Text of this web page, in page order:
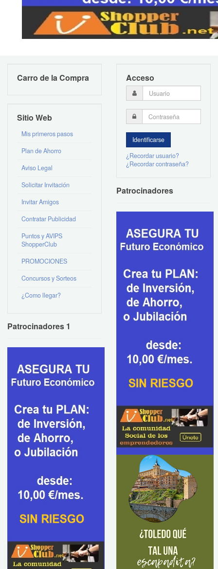
Carro de la Compra
Sitio Web
Mis primeros pasos
Plan de Ahorro
Aviso Legal
Solicitar Invitación
Invitar Amigos
Contratar Publicidad
Puntos y AVIPS
ShopperClub
PROMOCIONES
Concursos y Sorteos
¿Como llegar?
Patrocinadores 1
Acceso
¿Recordar usuario?
¿Recordar contraseña?
Patrocinadores